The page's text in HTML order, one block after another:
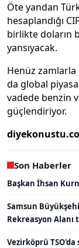
Öte yandan
hesaplandığı
birlikte doların
yansıyacak.
Henüz zamlarla
da global
vadede benzin
güçlendiriyor.
Son Haberler
Başkan İhsan
Samsun
Rekreasyon Alanı
Vezirköprü TSO'da